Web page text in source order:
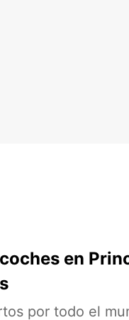
en
por todo el